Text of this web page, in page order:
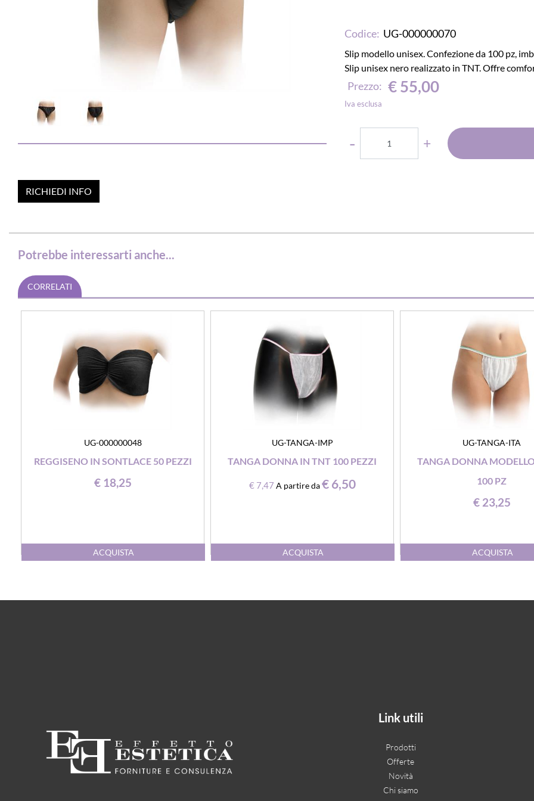
RICHIEDI INFO
Codice: UG-000000070
Slip modello unisex. Confezione da 100 pz,
Slip unisex nero realizzato in TNT. Offre
Prezzo: € 55,00
Iva esclusa
Potrebbe interessarti anche...
CORRELATI
UG-000000048
REGGISENO IN SONTLACE 50 PEZZI
€ 18,25
Quantità
ACQUISTA
UG-TANGA-IMP
TANGA DONNA IN TNT 100 PEZZI
€ 7,47 A partire da€ 6,50
Quantità
ACQUISTA
UG-TANGA-ITA
TANGA DONNA
100 PZ
€ 23,25
Quantità
ACQUISTA
Link utili
Prodotti
Offerte
Novità
Chi siamo